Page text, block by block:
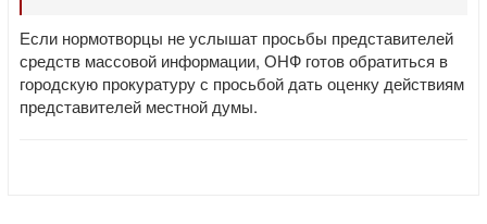
Если нормотворцы не услышат просьбы представителей
средств массовой информации, ОНФ готов обратиться в
городскую прокуратуру с просьбой дать оценку действиям
представителей местной думы.